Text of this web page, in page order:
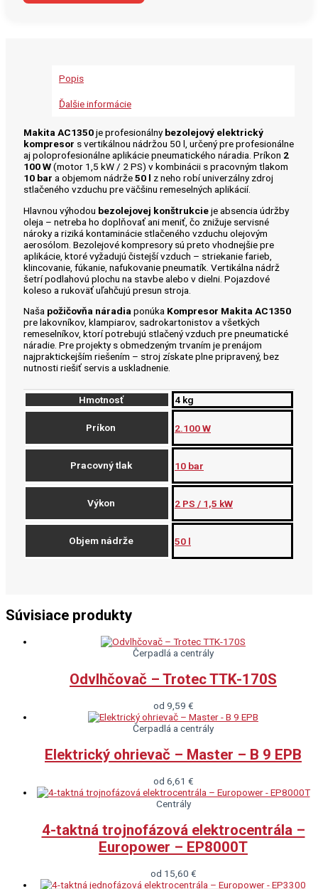
Popis
Ďalšie informácie
Makita AC1350je profesionálnybezolejový elektrický
kompresor s vertikálnou nádržou 50 l, určený pre profesionálne
aj poloprofesionálne aplikácie pneumatického náradia. Príkon 2
100 W(motor 1,5 kW / 2 PS) v kombinácii s pracovným tlakom
10 bar a objemom nádrže50 l z neho robí univerzálny zdroj
stlačeného vzduchu pre väčšinu remeselných aplikácií.
Hlavnou výhodou bezolejovej konštrukcieje absencia údržby
oleja – netreba ho doplňovať ani meniť, čo znižuje servisné
nároky a riziká kontaminácie stlačeného vzduchu olejovým
aerosólom. Bezolejové kompresory sú preto vhodnejšie pre
aplikácie, ktoré vyžadujú čistejší vzduch – striekanie farieb,
klincovanie, fúkanie, nafukovanie pneumatík. Vertikálna nádrž
šetrí podlahovú plochu na stavbe alebo v dielni. Pojazdové
koleso a rukoväť uľahčujú presun stroja.
Naša požičovňa náradia ponúka Kompresor Makita AC1350
pre lakovníkov, klampiarov, sadrokartonistov a všetkých
remeselníkov, ktorí potrebujú stlačený vzduch pre pneumatické
náradie. Pre projekty s obmedzeným trvaním je prenájom
najpraktickejším riešením – stroj získate plne pripravený, bez
nutnosti riešiť servis a uskladnenie.
Hmotnosť 4 kg
Príkon 2.100 W
Pracovný tlak 10 bar
Výkon 2 PS / 1,5 kW
Objem nádrže 50 l
Súvisiace produkty
Čerpadlá a centrály
Odvlhčovač – Trotec TTK-170S
od 9,59 €
Čerpadlá a centrály
Elektrický ohrievač – Master – B 9 EPB
od 6,61 €
Centrály
4-taktná trojnofázová elektrocentrála –
Europower – EP8000T
od 15,60 €